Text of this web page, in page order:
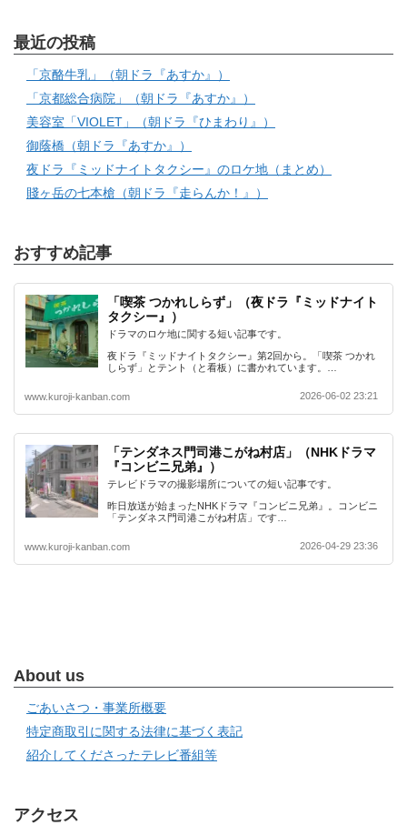
最近の投稿
「京酪牛乳」（朝ドラ『あすか』）
「京都総合病院」（朝ドラ『あすか』）
美容室「VIOLET」（朝ドラ『ひまわり』）
御蔭橋（朝ドラ『あすか』）
夜ドラ『ミッドナイトタクシー』のロケ地（まとめ）
賤ヶ岳の七本槍（朝ドラ『走らんか！』）
おすすめ記事
「喫茶 つかれしらず」（夜ドラ『ミッドナイト
タクシー』）
ドラマのロケ地に関する短い記事です。
夜ドラ『ミッドナイトタクシー』第2回から。「喫茶 つかれ
しらず」とテント（と看板）に書かれています。…
www.kuroji-kanban.com 2026-06-02 23:21
「テンダネス門司港こがね村店」（NHKドラマ
『コンビニ兄弟』）
テレビドラマの撮影場所についての短い記事です。
昨日放送が始まったNHKドラマ『コンビニ兄弟』。コンビニ
「テンダネス門司港こがね村店」です…
www.kuroji-kanban.com 2026-04-29 23:36
About us
ごあいさつ・事業所概要
特定商取引に関する法律に基づく表記
紹介してくださったテレビ番組等
アクセス